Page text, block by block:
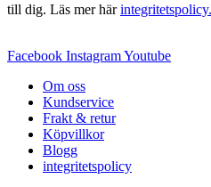
till dig. Läs mer härintegritetspolicy.
Facebook InstagramYoutube
Om oss
Kundservice
Frakt & retur
Köpvillkor
Blogg
integritetspolicy